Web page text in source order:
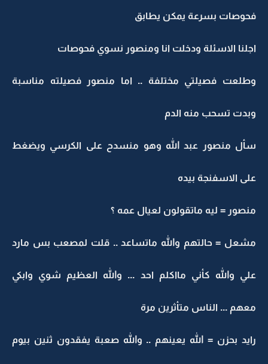
فحوصات بسرعة يمكن يطابق
اجلنا الاسئلة ودخلت انا ومنصور نسوي فحوصات
وطلعت فصيلتي مختلفة .. اما منصور فصيلته مناسبة
وبدت تسحب منه الدم
سأل منصور عبد الله وهو منسدح على الكرسي ويضغط
على الاسفنجة بيده
منصور = ليه ماتقولون لعيال عمه ؟
مشعل = حالتهم والله ماتساعد .. قلت لمصعب بس مارد
علي والله كأني مااكلم احد ... والله العظيم شوي وابكي
معهم ... الناس متأثرين مرة
رايد بحزن = الله يعينهم .. والله صعبة يفقدون ثنين بيوم